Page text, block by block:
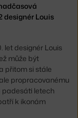
designér Louis
let designér Louis
může být
přitom si stále
propracovanému
padesáti letech
k ikonám